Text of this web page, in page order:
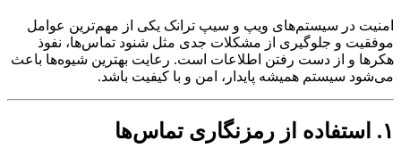
در سیستم‌های ویپ و سیپ ترانک یکی از مهم‌ترین عوامل
و جلوگیری از مشکلات جدی مثل شنود تماس‌ها، نفوذ
و از دست رفتن اطلاعات است. رعایت بهترین شیوه‌ها باعث
سیستم همیشه پایدار، امن و با کیفیت باشد.